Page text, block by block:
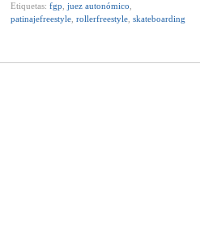
Etiquetas: fgp juez autonómico
patinajefreestyle rollerfreestyle skateboarding